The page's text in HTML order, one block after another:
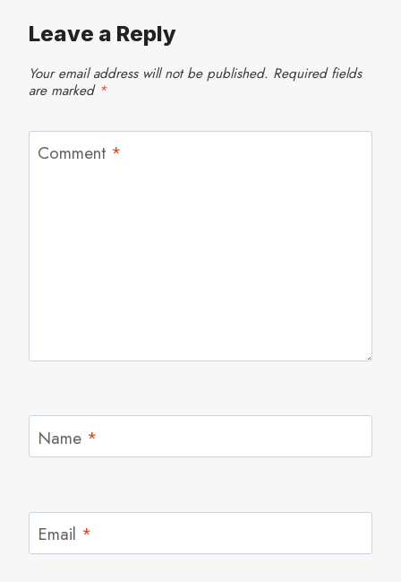
Leave a Reply
Your email address will not be published. Required fields
are marked *
Comment *
Name *
Email *